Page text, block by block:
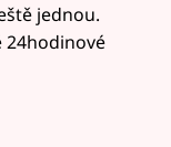
jednou.
24hodinové